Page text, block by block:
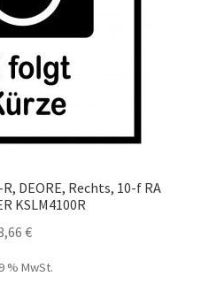
DEORE, Rechts, 10-f RA
KSLM4100R
€
% MwSt.